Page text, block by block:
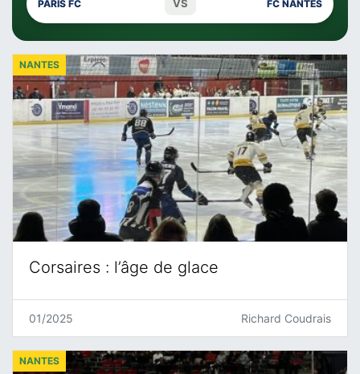
PARIS FC VS FC NANTES
Corsaires : l’âge de glace
NANTES
01/2025 Richard Coudrais
NANTES